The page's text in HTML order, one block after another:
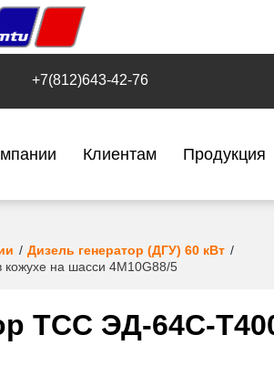
+7(812)643-42-76
Клиентам Продукция
Дизель генератор (ДГУ) 60 кВт
на шасси 4M10G88/5
ТСС ЭД-64C-